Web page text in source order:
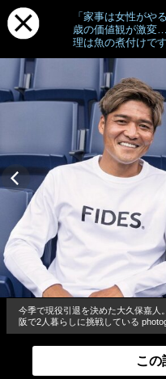
「家事は女性が
歳の価値観が激変
理は魚の煮付けです
今季で現役引退を決めた大久保嘉人
阪で2人暮らしに挑戦している
この